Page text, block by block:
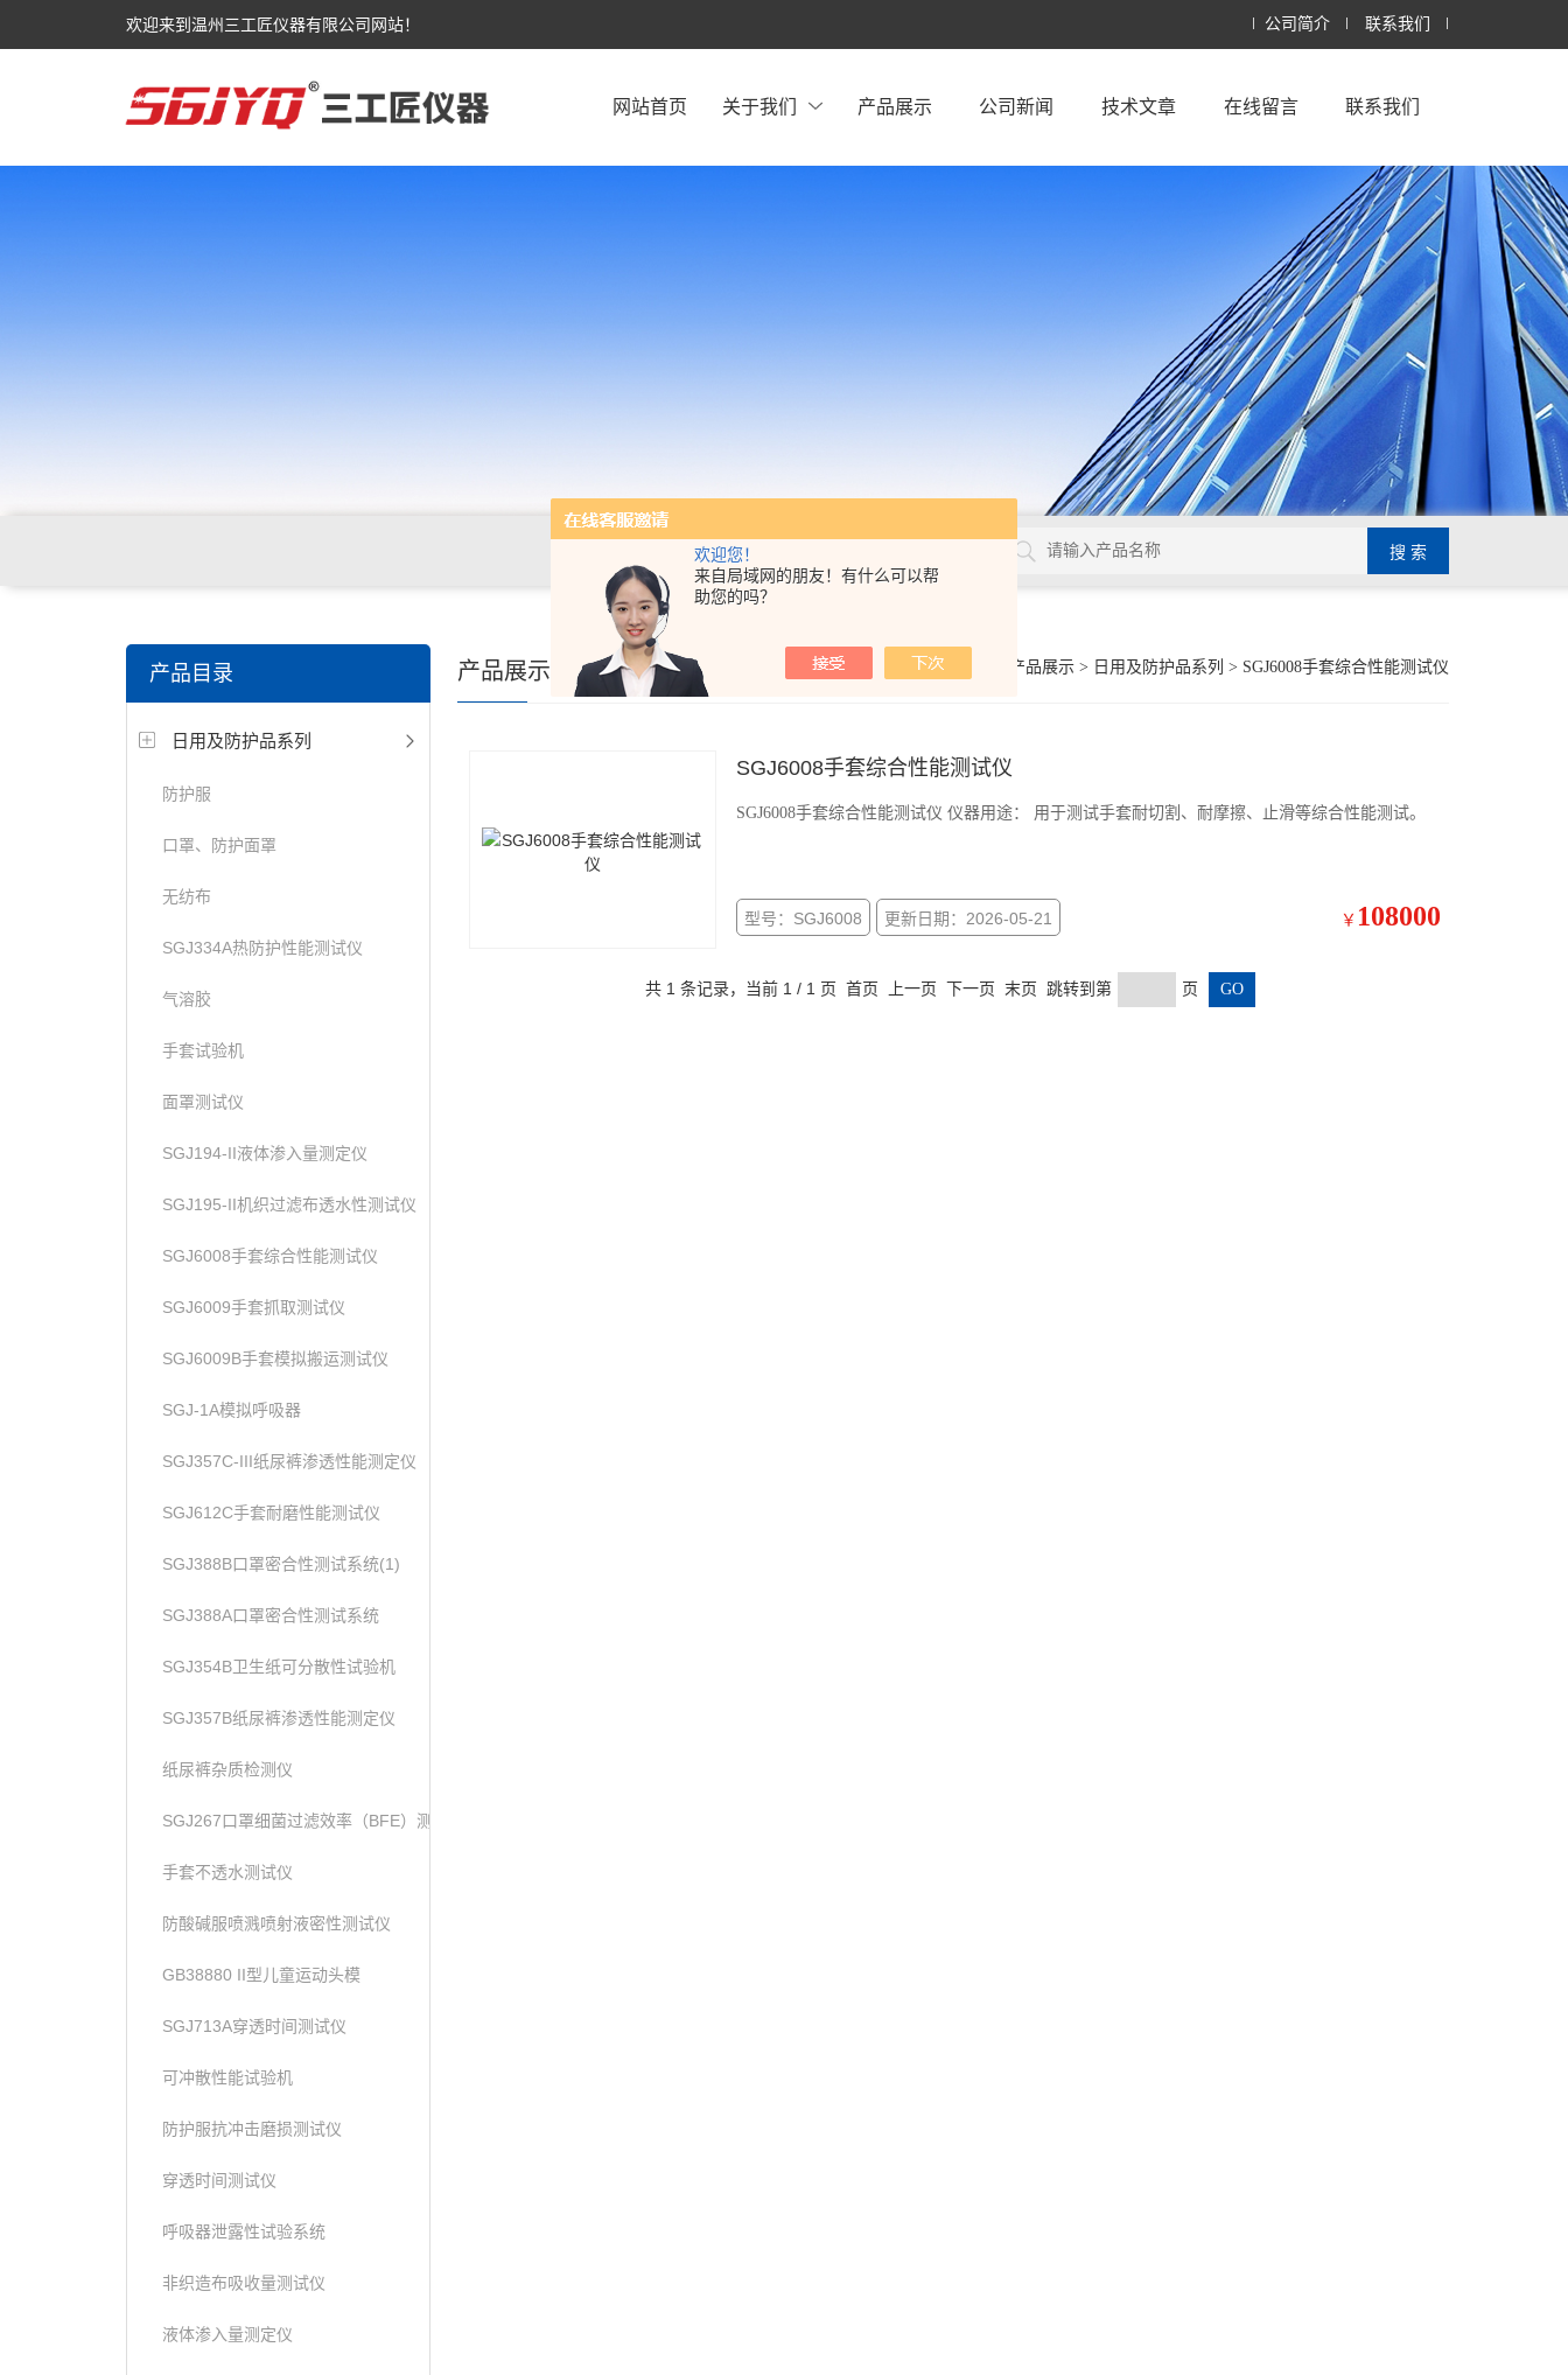
欢迎您！
来自局域网的朋友！有什么可以帮
助您的吗？
欢迎来到温州三工匠仪器有限公司网站！ 公司简介 联系我们
网站首页 关于我们 产品展示 公司新闻 技术文章 在线留言 联系我们
纺织，服装面料，拉链，医用纺织品，鞋材，塑料，劳保用品，土工合成材料，软体家具，儿童玩具，电线
电缆，包装材料，箱包等行业
产品目录
日用及防护品系列
防护服
口罩、防护面罩
无纺布
SGJ334A热防护性能测试仪
气溶胶
手套试验机
面罩测试仪
SGJ194-II液体渗入量测定仪
SGJ195-II机织过滤布透水性测试仪
SGJ6008手套综合性能测试仪
SGJ6009手套抓取测试仪
SGJ6009B手套模拟搬运测试仪
SGJ-1A模拟呼吸器
SGJ357C-III纸尿裤渗透性能测定仪
SGJ612C手套耐磨性能测试仪
SGJ388B口罩密合性测试系统(1)
SGJ388A口罩密合性测试系统
SGJ354B卫生纸可分散性试验机
SGJ357B纸尿裤渗透性能测定仪
纸尿裤杂质检测仪
SGJ267口罩细菌过滤效率（BFE）测试仪
手套不透水测试仪
防酸碱服喷溅喷射液密性测试仪
GB38880 II型儿童运动头模
SGJ713A穿透时间测试仪
可冲散性能试验机
防护服抗冲击磨损测试仪
穿透时间测试仪
呼吸器泄露性试验系统
非织造布吸收量测试仪
液体渗入量测定仪
你的位置： 产品展示 > 日用及防护品系列 > SGJ6008手套综合性能测试仪
产品展示
SGJ6008手套综合性能测试仪
SGJ6008手套综合性能测试仪 仪器用途： 用于测试手套耐切割、耐摩擦、止滑等综合性能测试。
型号：SGJ6008 更新日期：2026-05-21 ￥ 108000
共 1 条记录，当前 1 / 1 页 首页 上一页 下一页 末页 跳转到第 页